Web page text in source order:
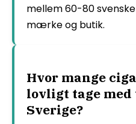
mellem 60-80
mærke og butik.
Hvor mange
lovligt tage
Sverige?